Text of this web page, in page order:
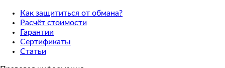
Как защититься от обмана?
Расчёт стоимости
Гарантии
Сертификаты
Статьи